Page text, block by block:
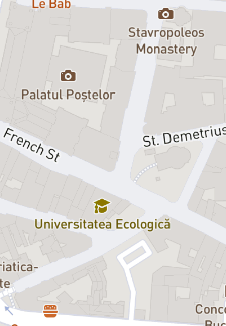
Antoinette – Maria Magdalena Țapu
Clienți hotel: Iulian Bălan, Costinel Antone, Claudia Ene, Teodora
70/90/100/120
Totul pornește de la o pereche de bretele pe care zăpăcitului Victor-
Emmanuel le rătăcește, iar soția sa, Raymonde, le primește într-un
plic, prin poștă. Suspiciunile cu privire la o aventură extraconjugală
o fac pe Raymonde să conceapă un plan pentru a-l prinde pe soțul
ei în fapt. O scrisoare anonimă ajunge, astfel, la Victor-Emmanuel,
care este invitat la hotelul de lux „Motanasul Gentilom”. Dedicat
soției sale, acesta îl trimite, în schimb, pe prietenul său cel mai bun –
ceea ce dă naștere unor situații imprevizibile și unor încurcături de
proporții. Mai ales că, la „Motanasul Gentilom”, lucrează un valet
care seamănă leit cu Victor-Emmanuel!
Știai că?
„Le puce dans l’oreille” („puricele în ureche”) este o expresie
franțuzească din secolul al XIII-lea. Inițial, însemna „a simți o
dorință aprinsă pentru cineva”. Secole mai târziu, înțelesul i s-a
schimbat în „a fi îngrijorat sau a avea suspiciuni la adresa cuiva”.
Te rugăm să nu întârzii, pentru că biletele își pierd valabilitatea
odată cu începerea spectacolului.